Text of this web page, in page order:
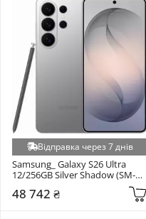
Відправка через 7 днів
Samsung_ Galaxy S26 Ultra
12/256GB Silver Shadow (SM-
48 742 ₴